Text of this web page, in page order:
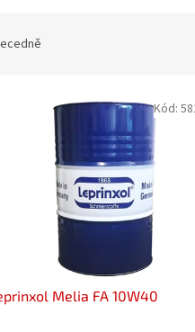
Melia FA 10W40
Kód: